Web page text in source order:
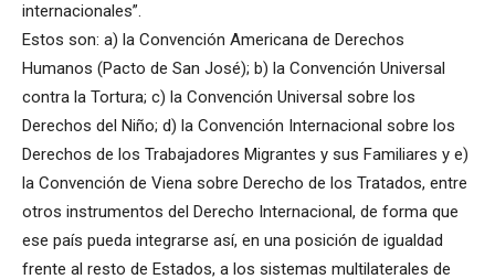
internacionales”.
Estos son: a) la Convención Americana de Derechos
Humanos (Pacto de San José); b) la Convención Universal
contra la Tortura; c) la Convención Universal sobre los
Derechos del Niño; d) la Convención Internacional sobre los
Derechos de los Trabajadores Migrantes y sus Familiares y e)
la Convención de Viena sobre Derecho de los Tratados, entre
otros instrumentos del Derecho Internacional, de forma que
ese país pueda integrarse así, en una posición de igualdad
frente al resto de Estados, a los sistemas multilaterales de